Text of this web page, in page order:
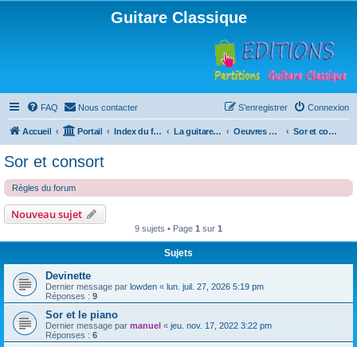
Guitare Classique
FAQ Nous contacter Connexion
S’enregistrer
Accueil Portail Index du forum La guitare : instrument, cours et théorie Oeuvres à la loupe Sor et consort
Sor et consort
Règles du forum
Nouveau sujet
9 sujets • Page 1 sur 1
Sujets
Devinette
Dernier message par lowden « lun. juil. 27, 2026 5:19 pm
Réponses : 9
Sor et le piano
Dernier message par manuel « jeu. nov. 17, 2022 3:22 pm
Réponses : 6